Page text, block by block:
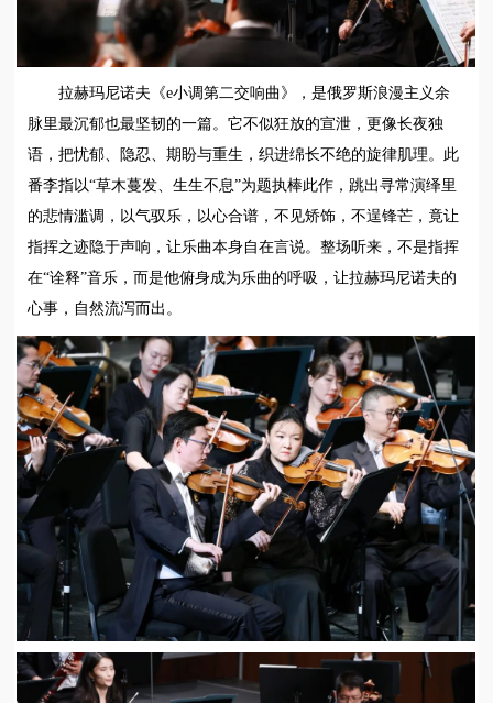
拉赫玛尼诺夫《e小调第二交响曲》，是俄罗斯浪漫主义余
脉里最沉郁也最坚韧的一篇。它不似狂放的宣泄，更像长夜独
语，把忧郁、隐忍、期盼与重生，织进绵长不绝的旋律肌理。此
番李指以“草木蔓发、生生不息”为题执棒此作，跳出寻常演绎里
的悲情滥调，以气驭乐，以心合谱，不见矫饰，不逞锋芒，竟让
指挥之迹隐于声响，让乐曲本身自在言说。整场听来，不是指挥
在“诠释”音乐，而是他俯身成为乐曲的呼吸，让拉赫玛尼诺夫的
心事，自然流泻而出。